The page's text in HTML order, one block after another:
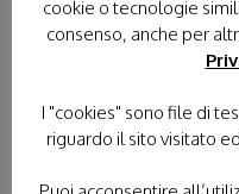
16 Aprile 2025 - In
tra l'Unitalsi e il
comunicazioni
Dipartimento
cookie o tecnologie
consenso, anche per
I "cookies" sono file di
riguardo il sito visitato